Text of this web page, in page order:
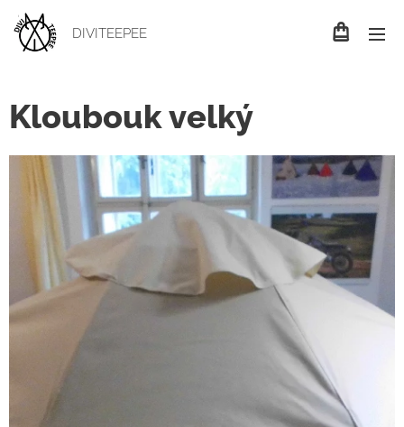
DIVITEEPEE
Kloubouk velký